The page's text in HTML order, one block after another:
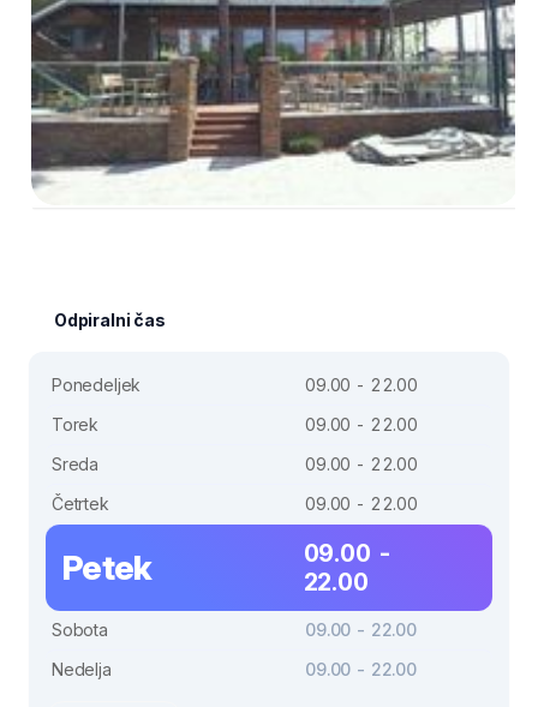
Odpiralni čas
Ponedeljek
09.00 - 22.00
Torek
09.00 - 22.00
Sreda
09.00 - 22.00
Četrtek
09.00 - 22.00
Petek
09.00 -
22.00
Sobota
09.00 - 22.00
Nedelja
09.00 - 22.00